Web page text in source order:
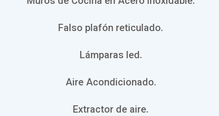
Falso plafón reticulado.
Lámparas led.
Aire Acondicionado.
Extractor de aire.